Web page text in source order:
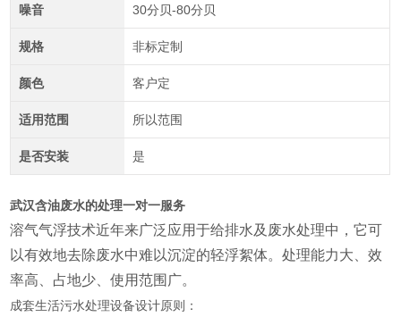
噪音 30分贝-80分贝
规格 非标定制
颜色 客户定
适用范围 所以范围
是否安装 是
武汉含油废水的处理一对一服务
溶气气浮技术近年来广泛应用于给排水及废水处理中，它可
以有效地去除废水中难以沉淀的轻浮絮体。处理能力大、效
率高、占地少、使用范围广。
成套生活污水处理设备设计原则：